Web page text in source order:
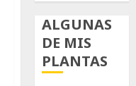
ALGUNAS
DE MIS
PLANTAS